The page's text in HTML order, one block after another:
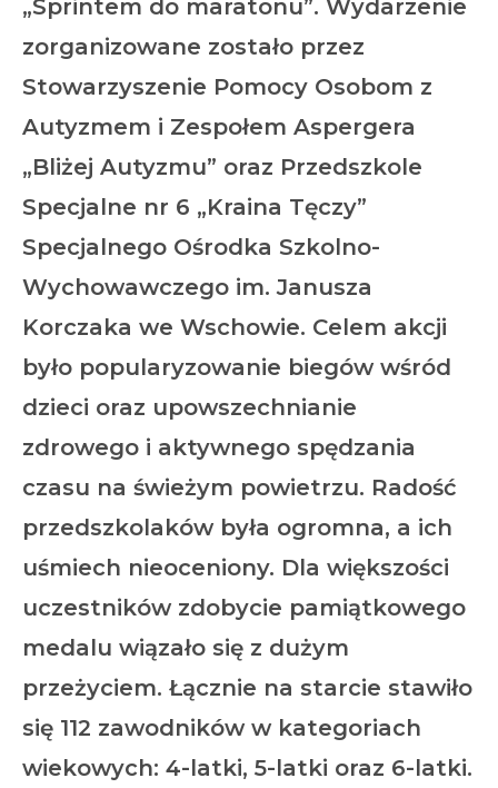
„Sprintem do maratonu”. Wydarzenie
zorganizowane zostało przez
Stowarzyszenie Pomocy Osobom z
Autyzmem i Zespołem Aspergera
„Bliżej Autyzmu” oraz Przedszkole
Specjalne nr 6 „Kraina Tęczy”
Specjalnego Ośrodka Szkolno-
Wychowawczego im. Janusza
Korczaka we Wschowie. Celem akcji
było popularyzowanie biegów wśród
dzieci oraz upowszechnianie
zdrowego i aktywnego spędzania
czasu na świeżym powietrzu. Radość
przedszkolaków była ogromna, a ich
uśmiech nieoceniony. Dla większości
uczestników zdobycie pamiątkowego
medalu wiązało się z dużym
przeżyciem. Łącznie na starcie stawiło
się 112 zawodników w kategoriach
wiekowych: 4-latki, 5-latki oraz 6-latki.